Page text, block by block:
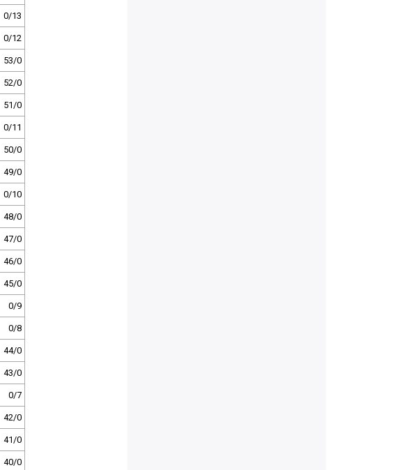
0/13
0/12
53/0
52/0
51/0
0/11
50/0
49/0
0/10
48/0
47/0
46/0
45/0
0/9
0/8
44/0
43/0
0/7
42/0
41/0
40/0